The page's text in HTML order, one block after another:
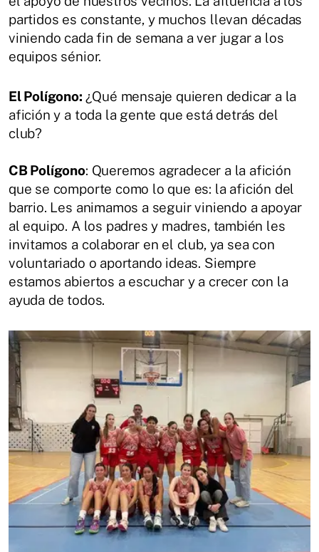
partidos es constante, y muchos llevan décadas
viniendo cada fin de semana a ver jugar a los
equipos sénior.
El Polígono: ¿Qué mensaje quieren dedicar a la
afición y a toda la gente que está detrás del
club?
CB Polígono: Queremos agradecer a la afición
que se comporte como lo que es: la afición del
barrio. Les animamos a seguir viniendo a apoyar
al equipo. A los padres y madres, también les
invitamos a colaborar en el club, ya sea con
voluntariado o aportando ideas. Siempre
estamos abiertos a escuchar y a crecer con la
ayuda de todos.